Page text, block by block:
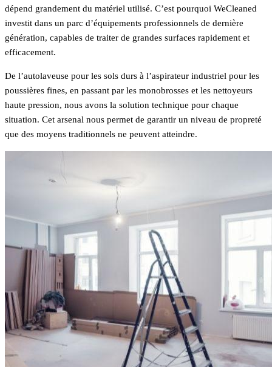
dépend grandement du matériel utilisé. C’est pourquoi WeCleaned
investit dans un parc d’équipements professionnels de dernière
génération, capables de traiter de grandes surfaces rapidement et
efficacement.
De l’autolaveuse pour les sols durs à l’aspirateur industriel pour les
poussières fines, en passant par les monobrosses et les nettoyeurs
haute pression, nous avons la solution technique pour chaque
situation. Cet arsenal nous permet de garantir un niveau de propreté
que des moyens traditionnels ne peuvent atteindre.